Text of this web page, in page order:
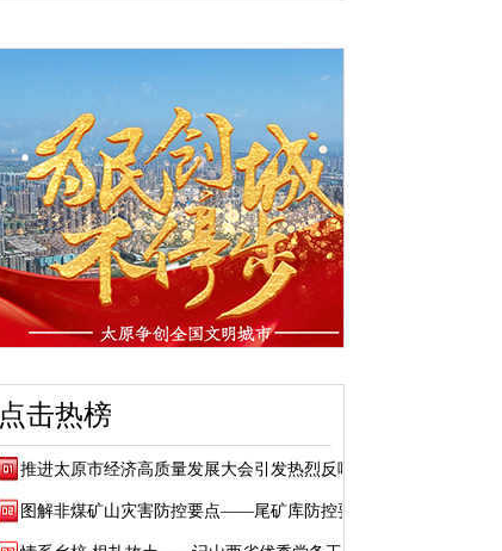
点击热榜
推进太原市经济高质量发展大会引发热烈反响
图解非煤矿山灾害防控要点——尾矿库防控要点